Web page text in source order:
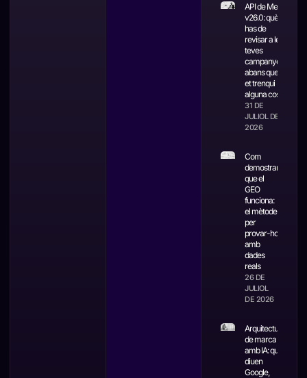
API de Meta
v26.0: què
has de
revisar a les
teves
campanyes
abans que
et trenqui
alguna cosa
31 DE
JULIOL DE
2026
Com
demostrar
que el
GEO
funciona:
el mètode
per
provar-ho
amb
dades
reals
26 DE
JULIOL
DE 2026
Arquitectura
de marca
amb IA: què
diuen
Google,